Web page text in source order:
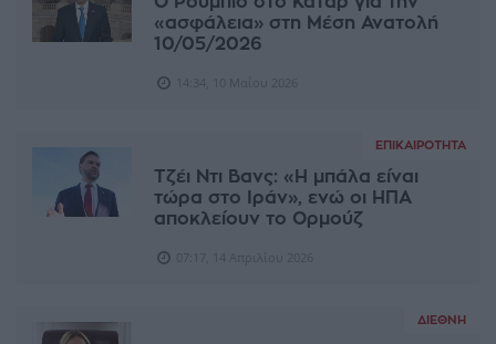
«ασφάλεια» στη Μέση Ανατολή
10/05/2026
ΕΠΙΚΑΙΡΌΤΗΤΑ
Τζέι Ντι Βανς: «Η μπάλα είναι
τώρα στο Ιράν», ενώ οι ΗΠΑ
αποκλείουν το Ορμούζ
ΔΙΕΘΝΉ